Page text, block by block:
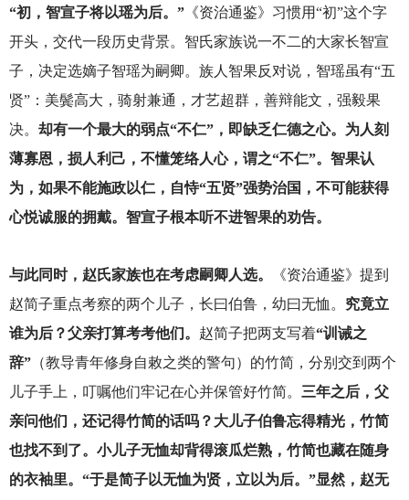
“初，智宣子将以瑶为后。”《资治通鉴》习惯用“初”这个字
开头，交代一段历史背景。智氏家族说一不二的大家长智宣
子，决定选嫡子智瑶为嗣卿。族人智果反对说，智瑶虽有“五
贤”：美鬓高大，骑射兼通，才艺超群，善辩能文，强毅果
决。 却有一个最大的弱点“不仁”，即缺乏仁德之心。为人刻
薄寡恩，损人利己，不懂笼络人心，谓之“不仁”。智果认
为，如果不能施政以仁，自恃“五贤”强势治国，不可能获得
心悦诚服的拥戴。智宣子根本听不进智果的劝告。
与此同时，赵氏家族也在考虑嗣卿人选。
《资治通鉴》提到
赵简子重点考察的两个儿子，长曰伯鲁，幼曰无恤。 究竟立
谁为后？父亲打算考考他们。 赵简子把两支写着“训诫之
辞”（教导青年修身自敕之类的警句）的竹简，分别交到两个
儿子手上，叮嘱他们牢记在心并保管好竹简。 三年之后，父
亲问他们，还记得竹简的话吗？大儿子伯鲁忘得精光，竹简
也找不到了。小儿子无恤却背得滚瓜烂熟，竹简也藏在随身
的衣袖里。“于是简子以无恤为贤，立以为后。”显然，赵无